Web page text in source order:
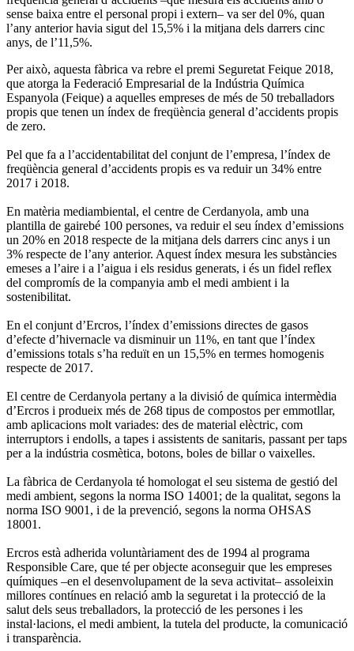
sense baixa entre el personal propi i extern– va ser del 0%, quan
l’any anterior havia sigut del 15,5% i la mitjana dels darrers cinc
anys, de l’11,5%.
Per això, aquesta fàbrica va rebre el premi Seguretat Feique 2018,
que atorga la Federació Empresarial de la Indústria Química
Espanyola (Feique) a aquelles empreses de més de 50 treballadors
propis que tenen un índex de freqüència general d’accidents propis
de zero.
Pel que fa a l’accidentabilitat del conjunt de l’empresa, l’índex de
freqüència general d’accidents propis es va reduir un 34% entre
2017 i 2018.
En matèria mediambiental, el centre de Cerdanyola, amb una
plantilla de gairebé 100 persones, va reduir el seu índex d’emissions
un 20% en 2018 respecte de la mitjana dels darrers cinc anys i un
3% respecte de l’any anterior. Aquest índex mesura les substàncies
emeses a l’aire i a l’aigua i els residus generats, i és un fidel reflex
del compromís de la companyia amb el medi ambient i la
sostenibilitat.
En el conjunt d’Ercros, l’índex d’emissions directes de gasos
d’efecte d’hivernacle va disminuir un 11%, en tant que l’índex
d’emissions totals s’ha reduït en un 15,5% en termes homogenis
respecte de 2017.
El centre de Cerdanyola pertany a la divisió de química intermèdia
d’Ercros i produeix més de 268 tipus de compostos per emmotllar,
amb aplicacions molt variades: des de material elèctric, com
interruptors i endolls, a tapes i assistents de sanitaris, passant per taps
per a la indústria cosmètica, botons, boles de billar o vaixelles.
La fàbrica de Cerdanyola té homologat el seu sistema de gestió del
medi ambient, segons la norma ISO 14001; de la qualitat, segons la
norma ISO 9001, i de la prevenció, segons la norma OHSAS
18001.
Ercros està adherida voluntàriament des de 1994 al programa
Responsible Care, que té per objecte aconseguir que les empreses
químiques –en el desenvolupament de la seva activitat– assoleixin
millores contínues en relació amb la seguretat i la protecció de la
salut dels seus treballadors, la protecció de les persones i les
instal·lacions, el medi ambient, la tutela del producte, la comunicació
i transparència.